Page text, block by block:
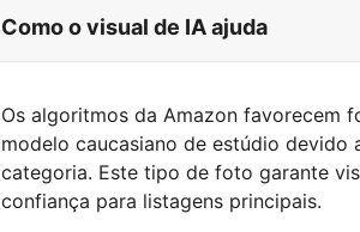
Como o visual de IA ajuda
Os algoritmos da Amazon favorecem
modelo caucasiano de estúdio devido
categoria. Este tipo de foto garante
confiança para listagens principais.